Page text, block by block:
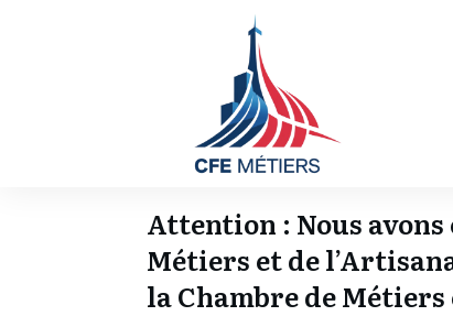
Attention : Nous
Métiers et de
la Chambre de